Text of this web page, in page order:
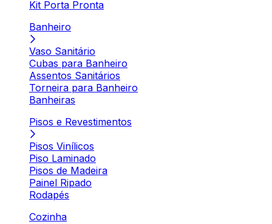
Kit Porta Pronta
Banheiro
Vaso Sanitário
Cubas para Banheiro
Assentos Sanitários
Torneira para Banheiro
Banheiras
Pisos e Revestimentos
Pisos Vinílicos
Piso Laminado
Pisos de Madeira
Painel Ripado
Rodapés
Cozinha